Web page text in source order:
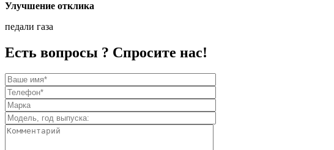
Улучшение отклика
педали газа
Есть вопросы ? Спросите нас!